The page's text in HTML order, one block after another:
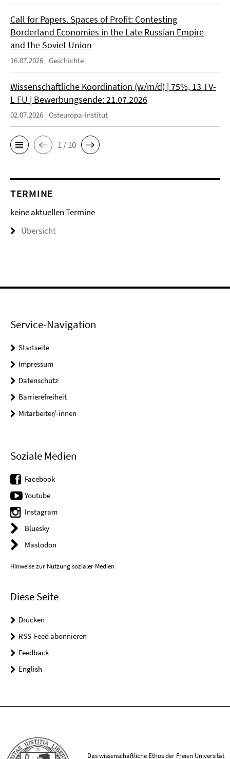
Call for Papers. Spaces of Profit: Contesting
Borderland Economies in the Late Russian Empire
and the Soviet Union
16.07.2026 Geschichte
Wissenschaftliche Koordination (w/m/d) | 75%, 13 TV-
L FU | Bewerbungsende: 21.07.2026
02.07.2026 Osteuropa-Institut
1 / 10
TERMINE
keine aktuellen Termine
Übersicht
Service-Navigation
Startseite
Impressum
Datenschutz
Barrierefreiheit
Mitarbeiter/-innen
Soziale Medien
Facebook
Youtube
Instagram
Bluesky
Mastodon
Hinweise zur Nutzung sozialer Medien
Diese Seite
Drucken
RSS-Feed abonnieren
Feedback
English
Das wissenschaftliche Ethos der Freien Universität